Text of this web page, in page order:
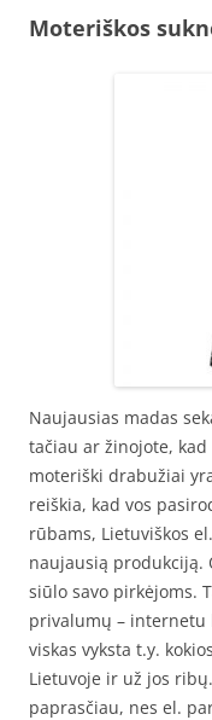
Moteriškos
Naujausias madas
tačiau ar žinojote,
moteriški drabužiai
reiškia, kad vos
rūbams, Lietuviškos
naujausią produkciją.
siūlo savo pirkėjoms.
privalumų – internetu
viskas vyksta t.y.
Lietuvoje ir už jos
paprasčiau, nes el.